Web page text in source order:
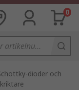
0
dioder och